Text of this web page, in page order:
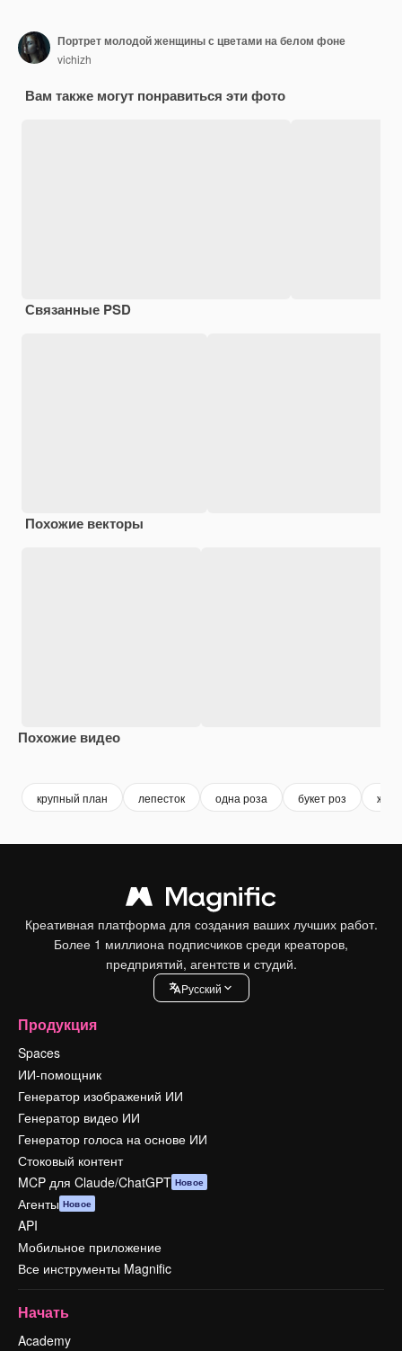
Портрет молодой женщины с цветами на белом фоне
vichizh
Вам также могут понравиться эти фото
Связанные PSD
Похожие векторы
Похожие видео
крупный план лепесток одна роза букет роз
Креативная платформа для создания ваших лучших работ.
Более 1 миллиона подписчиков среди креаторов,
предприятий, агентств и студий.
Pусский
Продукция
Spaces
ИИ-помощник
Генератор изображений ИИ
Генератор видео ИИ
Генератор голоса на основе ИИ
Стоковый контент
MCP для Claude/ChatGPT Новое
Агенты Новое
API
Мобильное приложение
Все инструменты Magnific
Начать
Academy